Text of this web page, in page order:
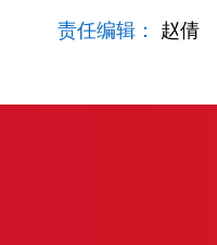
责任编辑： 赵倩